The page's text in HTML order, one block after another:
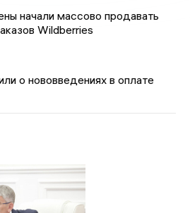
начали массово продавать
Wildberries
о нововведениях в оплате